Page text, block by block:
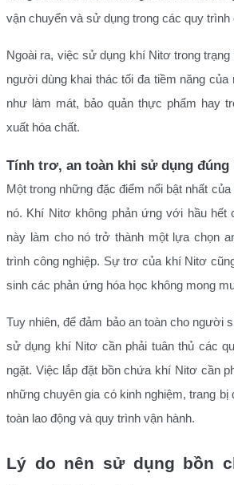
vận chuyển và sử dụng trong các quy trình
Ngoài ra, việc sử dụng khí Nitơ trong trạng
người dùng khai thác tối đa tiềm năng của
như làm mát, bảo quản thực phẩm hay
xuất hóa chất.
Tính trơ, an toàn khi sử dụng đúng
Một trong những đặc điểm nổi bật nhất
nó. Khí Nitơ không phản ứng với hầu hết
này làm cho nó trở thành một lựa chọn
trình công nghiệp. Sự trơ của khí Nitơ
sinh các phản ứng hóa học không mong
Tuy nhiên, để đảm bảo an toàn cho người
sử dụng khí Nitơ cần phải tuân thủ các
ngặt. Việc lắp đặt bồn chứa khí Nitơ cần
những chuyên gia có kinh nghiệm, trang
toàn lao động và quy trình vận hành.
Lý do nên sử dụng bồn